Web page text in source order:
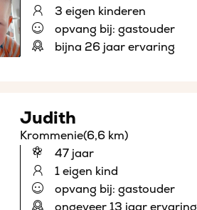
3 eigen kinderen
opvang bij: gastouder
bijna 26 jaar ervaring
Judith
Krommenie(6,6 km)
47 jaar
1 eigen kind
opvang bij: gastouder